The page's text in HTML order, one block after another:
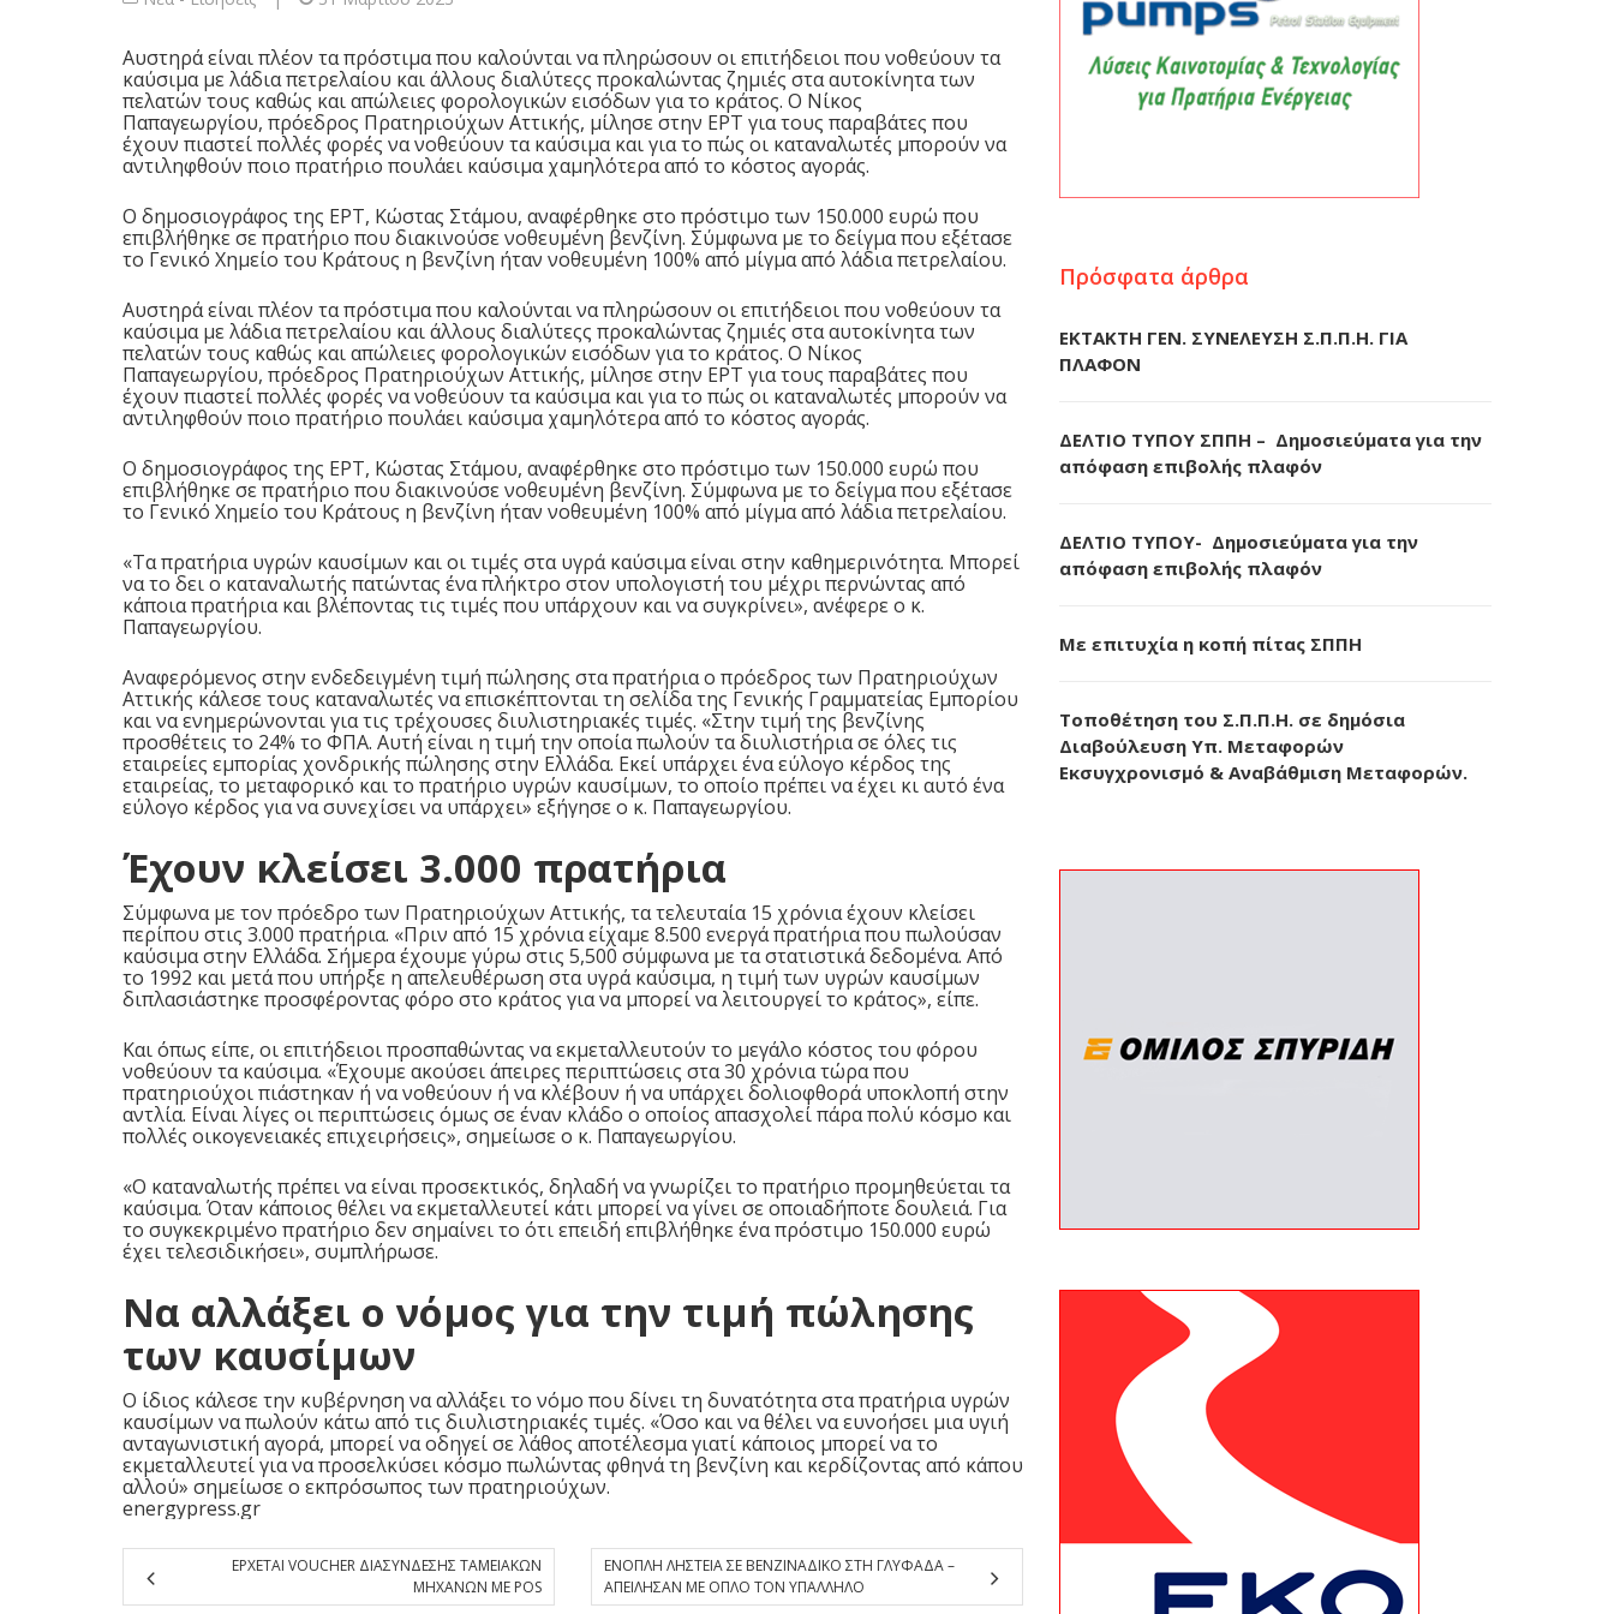
Αυστηρά είναι πλέον τα πρόστιμα που καλούνται να πληρώσουν οι επιτήδειοι που νοθεύουν τα
καύσιμα με λάδια πετρελαίου και άλλους διαλύτεςς προκαλώντας ζημιές στα αυτοκίνητα των
πελατών τους καθώς και απώλειες φορολογικών εισόδων για το κράτος. Ο Νίκος
Παπαγεωργίου, πρόεδρος Πρατηριούχων Αττικής, μίλησε στην ΕΡΤ για τους παραβάτες που
έχουν πιαστεί πολλές φορές να νοθεύουν τα καύσιμα και για το πώς οι καταναλωτές μπορούν να
αντιληφθούν ποιο πρατήριο πουλάει καύσιμα χαμηλότερα από το κόστος αγοράς.
Ο δημοσιογράφος της ΕΡΤ, Κώστας Στάμου, αναφέρθηκε στο πρόστιμο των 150.000 ευρώ που
επιβλήθηκε σε πρατήριο που διακινούσε νοθευμένη βενζίνη. Σύμφωνα με το δείγμα που εξέτασε
το Γενικό Χημείο του Κράτους η βενζίνη ήταν νοθευμένη 100% από μίγμα από λάδια πετρελαίου.
Αυστηρά είναι πλέον τα πρόστιμα που καλούνται να πληρώσουν οι επιτήδειοι που νοθεύουν τα
καύσιμα με λάδια πετρελαίου και άλλους διαλύτεςς προκαλώντας ζημιές στα αυτοκίνητα των
πελατών τους καθώς και απώλειες φορολογικών εισόδων για το κράτος. Ο Νίκος
Παπαγεωργίου, πρόεδρος Πρατηριούχων Αττικής, μίλησε στην ΕΡΤ για τους παραβάτες που
έχουν πιαστεί πολλές φορές να νοθεύουν τα καύσιμα και για το πώς οι καταναλωτές μπορούν να
αντιληφθούν ποιο πρατήριο πουλάει καύσιμα χαμηλότερα από το κόστος αγοράς.
Ο δημοσιογράφος της ΕΡΤ, Κώστας Στάμου, αναφέρθηκε στο πρόστιμο των 150.000 ευρώ που
επιβλήθηκε σε πρατήριο που διακινούσε νοθευμένη βενζίνη. Σύμφωνα με το δείγμα που εξέτασε
το Γενικό Χημείο του Κράτους η βενζίνη ήταν νοθευμένη 100% από μίγμα από λάδια πετρελαίου.
«Τα πρατήρια υγρών καυσίμων και οι τιμές στα υγρά καύσιμα είναι στην καθημερινότητα. Μπορεί
να το δει ο καταναλωτής πατώντας ένα πλήκτρο στον υπολογιστή του μέχρι περνώντας από
κάποια πρατήρια και βλέποντας τις τιμές που υπάρχουν και να συγκρίνει», ανέφερε ο κ.
Παπαγεωργίου.
Αναφερόμενος στην ενδεδειγμένη τιμή πώλησης στα πρατήρια ο πρόεδρος των Πρατηριούχων
Αττικής κάλεσε τους καταναλωτές να επισκέπτονται τη σελίδα της Γενικής Γραμματείας Εμπορίου
και να ενημερώνονται για τις τρέχουσες διυλιστηριακές τιμές. «Στην τιμή της βενζίνης
προσθέτεις το 24% το ΦΠΑ. Αυτή είναι η τιμή την οποία πωλούν τα διυλιστήρια σε όλες τις
εταιρείες εμπορίας χονδρικής πώλησης στην Ελλάδα. Εκεί υπάρχει ένα εύλογο κέρδος της
εταιρείας, το μεταφορικό και το πρατήριο υγρών καυσίμων, το οποίο πρέπει να έχει κι αυτό ένα
εύλογο κέρδος για να συνεχίσει να υπάρχει» εξήγησε ο κ. Παπαγεωργίου.
Έχουν κλείσει 3.000 πρατήρια
Σύμφωνα με τον πρόεδρο των Πρατηριούχων Αττικής, τα τελευταία 15 χρόνια έχουν κλείσει
περίπου στις 3.000 πρατήρια. «Πριν από 15 χρόνια είχαμε 8.500 ενεργά πρατήρια που πωλούσαν
καύσιμα στην Ελλάδα. Σήμερα έχουμε γύρω στις 5,500 σύμφωνα με τα στατιστικά δεδομένα. Από
το 1992 και μετά που υπήρξε η απελευθέρωση στα υγρά καύσιμα, η τιμή των υγρών καυσίμων
διπλασιάστηκε προσφέροντας φόρο στο κράτος για να μπορεί να λειτουργεί το κράτος», είπε.
Και όπως είπε, οι επιτήδειοι προσπαθώντας να εκμεταλλευτούν το μεγάλο κόστος του φόρου
νοθεύουν τα καύσιμα. «Έχουμε ακούσει άπειρες περιπτώσεις στα 30 χρόνια τώρα που
πρατηριούχοι πιάστηκαν ή να νοθεύουν ή να κλέβουν ή να υπάρχει δολιοφθορά υποκλοπή στην
αντλία. Είναι λίγες οι περιπτώσεις όμως σε έναν κλάδο ο οποίος απασχολεί πάρα πολύ κόσμο και
πολλές οικογενειακές επιχειρήσεις», σημείωσε ο κ. Παπαγεωργίου.
«Ο καταναλωτής πρέπει να είναι προσεκτικός, δηλαδή να γνωρίζει το πρατήριο προμηθεύεται τα
καύσιμα. Όταν κάποιος θέλει να εκμεταλλευτεί κάτι μπορεί να γίνει σε οποιαδήποτε δουλειά. Για
το συγκεκριμένο πρατήριο δεν σημαίνει το ότι επειδή επιβλήθηκε ένα πρόστιμο 150.000 ευρώ
έχει τελεσιδικήσει», συμπλήρωσε.
Να αλλάξει ο νόμος για την τιμή πώλησης
των καυσίμων
Ο ίδιος κάλεσε την κυβέρνηση να αλλάξει το νόμο που δίνει τη δυνατότητα στα πρατήρια υγρών
καυσίμων να πωλούν κάτω από τις διυλιστηριακές τιμές. «Όσο και να θέλει να ευνοήσει μια υγιή
ανταγωνιστική αγορά, μπορεί να οδηγεί σε λάθος αποτέλεσμα γιατί κάποιος μπορεί να το
εκμεταλλευτεί για να προσελκύσει κόσμο πωλώντας φθηνά τη βενζίνη και κερδίζοντας από κάπου
αλλού» σημείωσε ο εκπρόσωπος των πρατηριούχων.
energypress.gr
ΕΡΧΕΤΑΙ VOUCHER ΔΙΑΣΥΝΔΕΣΗΣ ΤΑΜΕΙΑΚΩΝ
ΜΗΧΑΝΩΝ ΜΕ POS
ΕΝΟΠΛΗ ΛΗΣΤΕΙΑ ΣΕ ΒΕΝΖΙΝΑΔΙΚΟ ΣΤΗ ΓΛΥΦΑΔΑ –
ΑΠΕΙΛΗΣΑΝ ΜΕ ΟΠΛΟ ΤΟΝ ΥΠΑΛΛΗΛΟ
Πρόσφατα άρθρα
ΕΚΤΑΚΤΗ ΓΕΝ. ΣΥΝΕΛΕΥΣΗ Σ.Π.Π.Η. ΓΙΑ
ΠΛΑΦΟΝ
ΔΕΛΤΙΟ ΤΥΠΟΥ ΣΠΠΗ – Δημοσιεύματα για την
απόφαση επιβολής πλαφόν
ΔΕΛΤΙΟ ΤΥΠΟΥ- Δημοσιεύματα για την
απόφαση επιβολής πλαφόν
Με επιτυχία η κοπή πίτας ΣΠΠΗ
Τοποθέτηση του Σ.Π.Π.Η. σε δημόσια
Διαβούλευση Υπ. Μεταφορών
Εκσυγχρονισμό & Αναβάθμιση Μεταφορών.